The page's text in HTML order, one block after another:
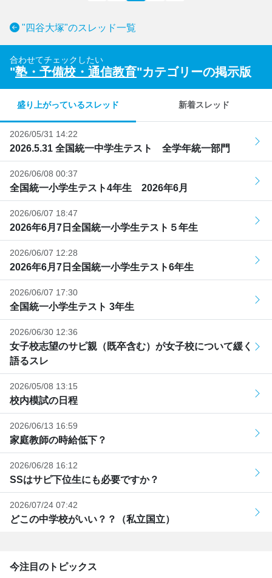
"四谷大塚"のスレッド一覧
合わせてチェックしたい
"塾・予備校・通信教育"カテゴリーの掲示版
盛り上がっているスレッド 新着スレッド
2026/05/31 14:22
2026.5.31 全国統一中学生テスト 全学年統一部門
2026/06/08 00:37
全国統一小学生テスト4年生 2026年6月
2026/06/07 18:47
2026年6月7日全国統一小学生テスト５年生
2026/06/07 12:28
2026年6月7日全国統一小学生テスト6年生
2026/06/07 17:30
全国統一小学生テスト 3年生
2026/06/30 12:36
女子校志望のサピ親（既卒含む）が女子校について緩く
語るスレ
2026/05/08 13:15
校内模試の日程
2026/06/13 16:59
家庭教師の時給低下？
2026/06/28 16:12
SSはサピ下位生にも必要ですか？
2026/07/24 07:42
どこの中学校がいい？？（私立国立）
今注目のトピックス